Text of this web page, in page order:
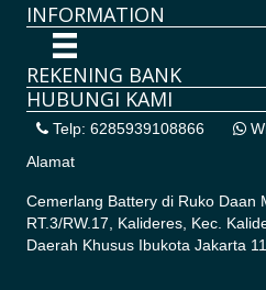
INFORMATION
REKENING BANK
HUBUNGI KAMI
Telp: 6285939108866
Alamat
Cemerlang Battery di Ruko Daan
RT.3/RW.17, Kalideres, Kec.
Daerah Khusus Ibukota Jakarta